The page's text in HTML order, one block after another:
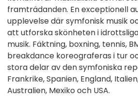
framträdanden. En exceptionell
upplevelse där symfonisk musik
att utforska skönheten i
musik. Fäktning, boxning, tennis,
breakdance koreograferas i tur
stora delar av den symfoniska
Frankrike, Spanien, England,
Australien, Mexiko och USA.